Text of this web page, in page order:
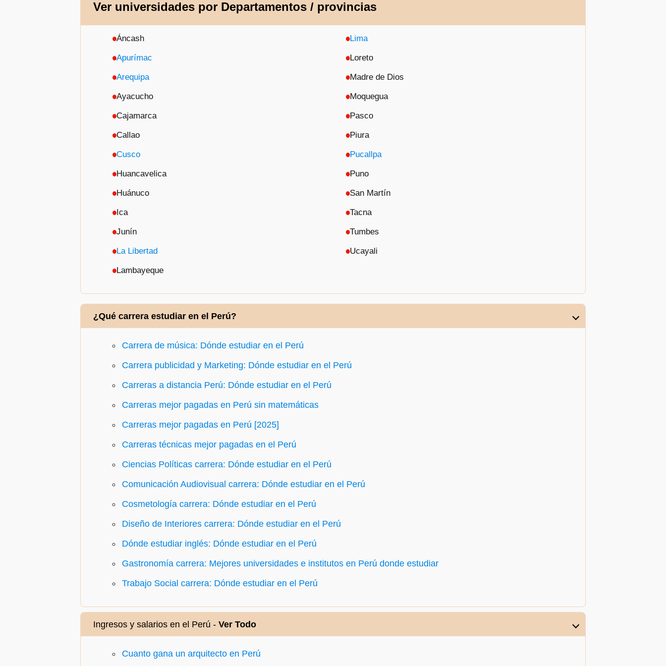
Ver universidades por Departamentos / provincias
Áncash
Apurímac
Arequipa
Ayacucho
Cajamarca
Callao
Cusco
Huancavelica
Huánuco
Ica
Junín
La Libertad
Lambayeque
Lima
Loreto
Madre de Dios
Moquegua
Pasco
Piura
Pucallpa
Puno
San Martín
Tacna
Tumbes
Ucayali
¿Qué carrera estudiar en el Perú?
Carrera de música: Dónde estudiar en el Perú
Carrera publicidad y Marketing: Dónde estudiar en el Perú
Carreras a distancia Perú: Dónde estudiar en el Perú
Carreras mejor pagadas en Perú sin matemáticas
Carreras mejor pagadas en Perú [2025]
Carreras técnicas mejor pagadas en el Perú
Ciencias Políticas carrera: Dónde estudiar en el Perú
Comunicación Audiovisual carrera: Dónde estudiar en el Perú
Cosmetología carrera: Dónde estudiar en el Perú
Diseño de Interiores carrera: Dónde estudiar en el Perú
Dónde estudiar inglés: Dónde estudiar en el Perú
Gastronomía carrera: Mejores universidades e institutos en Perú donde estudiar
Trabajo Social carrera: Dónde estudiar en el Perú
Ingresos y salarios en el Perú - Ver Todo
Cuanto gana un arquitecto en Perú